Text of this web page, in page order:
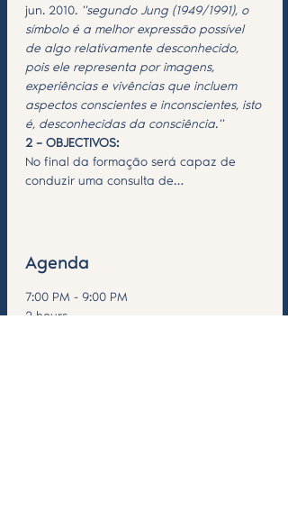
jun. 2010. ''segundo Jung (1949/1991), o
símbolo é a melhor expressão possível
de algo relativamente desconhecido,
pois ele representa por imagens,
experiências e vivências que incluem
aspectos conscientes e inconscientes, isto
é, desconhecidas da consciência.''
2 – OBJECTIVOS:
No final da formação será capaz de
conduzir uma consulta de…
Agenda
7:00 PM - 9:00 PM
2 hours